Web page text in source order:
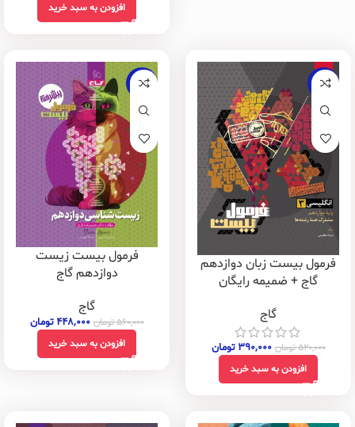
افزودن به سبد خرید
-25%
فرمول بیست زبان دوازدهم
گاج + ضمیمه رایگان
گاج
۵۲۰,۰۰۰تومان ۳۹۰,۰۰۰ تومان
افزودن به سبد خرید
-20%
فرمول بیست زیست
دوازدهم گاج
گاج
۵۶۰,۰۰۰تومان ۴۴۸,۰۰۰ تومان
افزودن به سبد خرید